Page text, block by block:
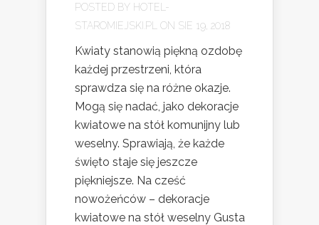
POSTED BY HOTEL-
STAROMIEJSKI.PL
ON SIE 19, 2018
Kwiaty stanowią piękną ozdobę
każdej przestrzeni, która
sprawdza się na różne okazje.
Mogą się nadać, jako dekoracje
kwiatowe na stół komunijny lub
weselny. Sprawiają, że każde
święto staje się jeszcze
piękniejsze. Na cześć
nowożeńców – dekoracje
kwiatowe na stół weselny Gusta